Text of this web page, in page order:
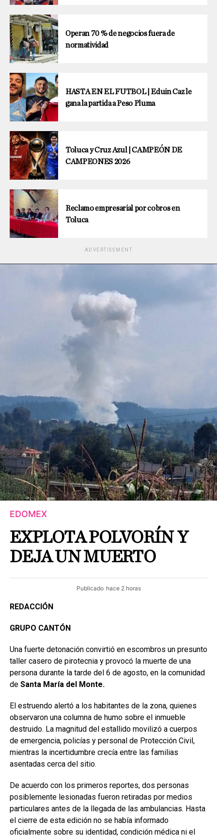
Operan 70 % de negocios fuera de
normatividad
HASTA EN EL FUTBOL | Eduin Caz le
gana la partida a Peso Pluma
Toluca y Cruz Azul | CAMPEÓN DE
CAMPEONES 2026
Reclamo empresarial por cobros en
Toluca
ADVERTISEMENT
EDOMEX
EXPLOTA POLVORÍN Y
DEJA UN MUERTO
Publicado hace 2 horas
REDACCIÓN
GRUPO CANTÓN
Una fuerte detonación convirtió en escombros un presunto
taller casero de pirotecnia y provocó la muerte de una
persona durante la tarde del 6 de agosto, en la comunidad
de Santa María del Monte.
El estruendo alertó a los habitantes de la zona, quienes
observaron una columna de humo sobre el inmueble
destruido. La magnitud del estallido movilizó a cuerpos
de emergencia, policías y personal de Protección Civil,
mientras la incertidumbre crecía entre las familias
asentadas cerca del sitio.
De acuerdo con los primeros reportes, dos personas
posiblemente lesionadas fueron retiradas por medios
particulares antes de la llegada de las ambulancias. Hasta
el cierre de esta edición no se había informado
oficialmente sobre su identidad, condición médica ni el